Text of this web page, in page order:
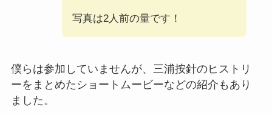
写真は2人前の量です！
僕らは参加していませんが、三浦按針のヒストリ
ーをまとめたショートムービーなどの紹介もあり
ました。